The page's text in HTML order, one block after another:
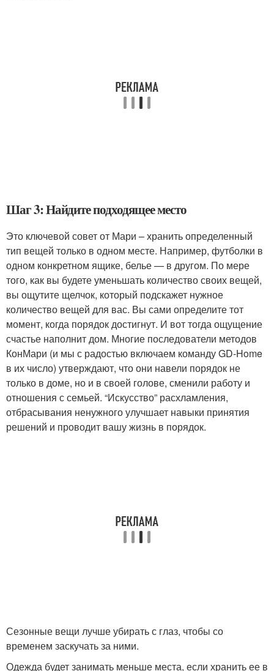
Шаг 3: Найдите подходящее место
Это ключевой совет от Мари – хранить определенный
тип вещей только в одном месте. Например, футболки в
одном конкретном ящике, белье — в другом. По мере
того, как вы будете уменьшать количество своих вещей,
вы ощутите щелчок, который подскажет нужное
количество вещей для вас. Вы сами определите тот
момент, когда порядок достигнут. И вот тогда ощущение
счастье наполнит дом. Многие последователи методов
КонМари (и мы с радостью включаем команду GD-Home
в их число) утверждают, что они навели порядок не
только в доме, но и в своей голове, сменили работу и
отношения с семьей. “Искусство” расхламления,
отбрасывания ненужного улучшает навыки принятия
решений и проводит вашу жизнь в порядок.
Сезонные вещи лучше убирать с глаз, чтобы со
временем заскучать за ними.
Одежда будет занимать меньше места, если хранить ее в